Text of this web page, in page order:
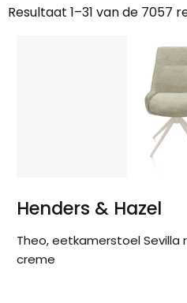
Resultaat 1–31 van de
Gesorteerd
Henders & Hazel
Theo, eetkamerstoel Sevilla
creme